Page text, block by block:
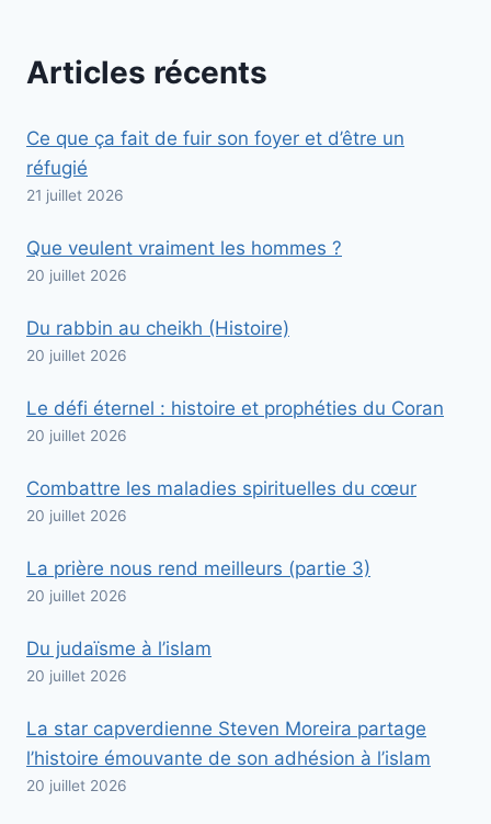
Articles récents
Ce que ça fait de fuir son foyer et d’être un
réfugié
21 juillet 2026
Que veulent vraiment les hommes ?
20 juillet 2026
Du rabbin au cheikh (Histoire)
20 juillet 2026
Le défi éternel : histoire et prophéties du Coran
20 juillet 2026
Combattre les maladies spirituelles du cœur
20 juillet 2026
La prière nous rend meilleurs (partie 3)
20 juillet 2026
Du judaïsme à l’islam
20 juillet 2026
La star capverdienne Steven Moreira partage
l’histoire émouvante de son adhésion à l’islam
20 juillet 2026